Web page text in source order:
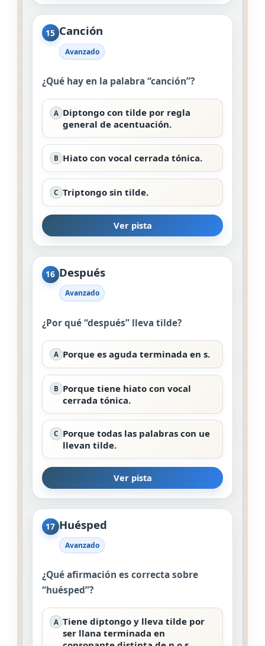
15 Canción
Avanzado
¿Qué hay en la palabra “canción”?
A Diptongo con tilde por regla
general de acentuación.
B Hiato con vocal cerrada tónica.
C Triptongo sin tilde.
Ver pista
16 Después
Avanzado
¿Por qué “después” lleva tilde?
A Porque es aguda terminada en s.
B Porque tiene hiato con vocal
cerrada tónica.
C Porque todas las palabras con ue
llevan tilde.
Ver pista
17 Huésped
Avanzado
¿Qué afirmación es correcta sobre
“huésped”?
A Tiene diptongo y lleva tilde por
ser llana terminada en